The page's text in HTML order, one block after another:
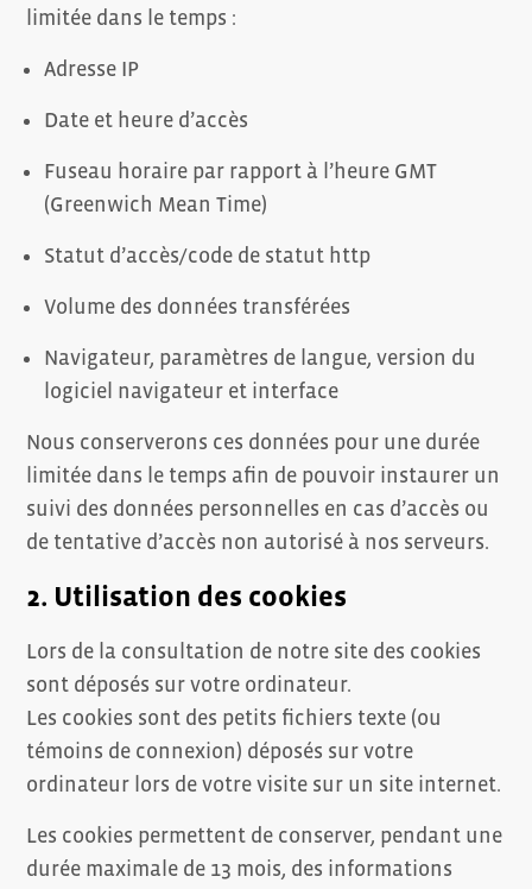
limitée dans le temps :
Adresse IP
Date et heure d’accès
Fuseau horaire par rapport à l’heure GMT
(Greenwich Mean Time)
Statut d’accès/code de statut http
Volume des données transférées
Navigateur, paramètres de langue, version du
logiciel navigateur et interface
Nous conserverons ces données pour une durée
limitée dans le temps afin de pouvoir instaurer un
suivi des données personnelles en cas d’accès ou
de tentative d’accès non autorisé à nos serveurs.
2. Utilisation des cookies
Lors de la consultation de notre site des cookies
sont déposés sur votre ordinateur.
Les cookies sont des petits fichiers texte (ou
témoins de connexion) déposés sur votre
ordinateur lors de votre visite sur un site internet.
Les cookies permettent de conserver, pendant une
durée maximale de 13 mois, des informations